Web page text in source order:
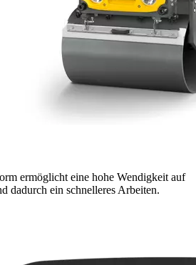
ermöglicht eine hohe Wendigkeit auf
dadurch ein schnelleres Arbeiten.